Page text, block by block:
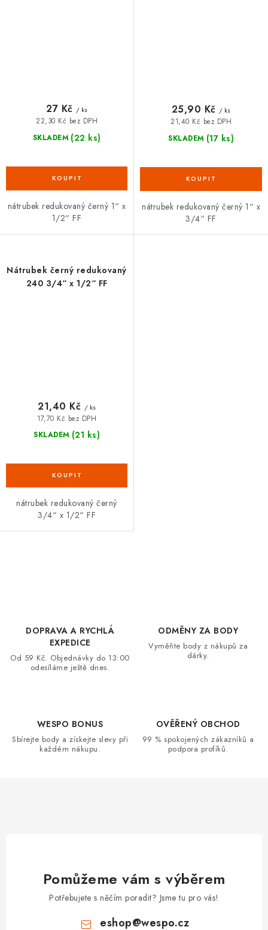
SKLADEM (22 ks)
22,30 Kč bez DPH
27 Kč / ks
nátrubek redukovaný černý 1“ x
1/2“ FF
SKLADEM (17 ks)
21,40 Kč bez DPH
25,90 Kč / ks
nátrubek redukovaný černý 1“ x
3/4“ FF
Nátrubek černý redukovaný
240 3/4“ x 1/2“ FF
SKLADEM (21 ks)
17,70 Kč bez DPH
21,40 Kč / ks
nátrubek redukovaný černý
3/4“ x 1/2“ FF
c
k
DOPRAVA A RYCHLÁ
EXPEDICE
Od 59 Kč. Objednávky do 13:00
odesíláme ještě dnes.
ODMĚNY ZA BODY
Vyměňte body z nákupů za
dárky.
WESPO BONUS
Sbírejte body a získejte slevy při
každém nákupu.
OVĚŘENÝ OBCHOD
99 % spokojených zákazníků a
podpora profíků.
Pomůžeme vám s výběrem
Potřebujete s něčím poradit? Jsme tu pro vás!
eshop@wespo.cz